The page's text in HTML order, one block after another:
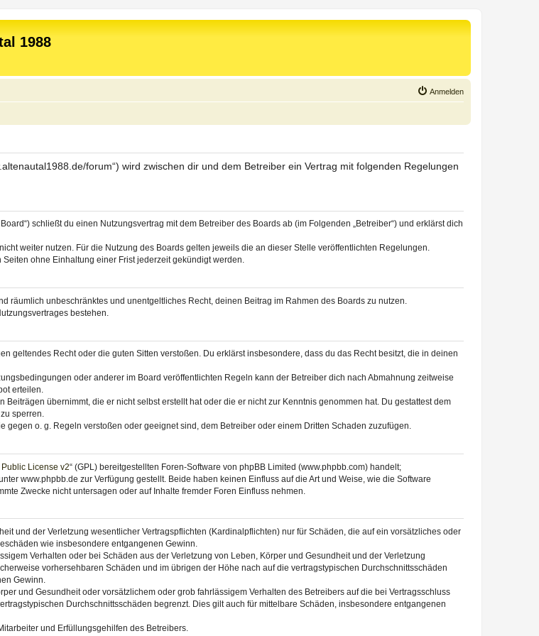
1988
Anmelden
forum“) wird zwischen dir und dem Betreiber ein Vertrag mit folgenden Regelungen
schließt du einen Nutzungsvertrag mit dem Betreiber des Boards ab (im Folgenden „Betreiber“) und erklärst dich
weiter nutzen. Für die Nutzung des Boards gelten jeweils die an dieser Stelle veröffentlichten Regelungen.
ohne Einhaltung einer Frist jederzeit gekündigt werden.
räumlich unbeschränktes und unentgeltliches Recht, deinen Beitrag im Rahmen des Boards zu nutzen.
bestehen.
geltendes Recht oder die guten Sitten verstoßen. Du erklärst insbesondere, dass du das Recht besitzt, die in deinen
oder anderer im Board veröffentlichten Regeln kann der Betreiber dich nach Abmahnung zeitweise
erteilen.
übernimmt, die er nicht selbst erstellt hat oder die er nicht zur Kenntnis genommen hat. Du gestattest dem
sperren.
o. g. Regeln verstoßen oder geeignet sind, dem Betreiber oder einem Dritten Schaden zuzufügen.
License v2“ (GPL) bereitgestellten Foren-Software von phpBB Limited (www.phpbb.com) handelt;
www.phpbb.de zur Verfügung gestellt. Beide haben keinen Einfluss auf die Art und Weise, wie die Software
Zwecke nicht untersagen oder auf Inhalte fremder Foren Einfluss nehmen.
und der Verletzung wesentlicher Vertragspflichten (Kardinalpflichten) nur für Schäden, die auf ein vorsätzliches oder
wie insbesondere entgangenen Gewinn.
Verhalten oder bei Schäden aus der Verletzung von Leben, Körper und Gesundheit und der Verletzung
vorhersehbaren Schäden und im übrigen der Höhe nach auf die vertragstypischen Durchschnittsschäden
Gewinn.
und Gesundheit oder vorsätzlichem oder grob fahrlässigem Verhalten des Betreibers auf die bei Vertragsschluss
Durchschnittsschäden begrenzt. Dies gilt auch für mittelbare Schäden, insbesondere entgangenen
und Erfüllungsgehilfen des Betreibers.